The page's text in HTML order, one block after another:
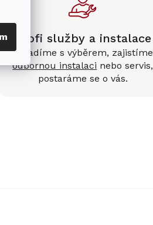
Profi služby a instalace
Poradíme s výběrem, zajistíme
odbornou instalaci nebo servis,
postaráme se o vás.